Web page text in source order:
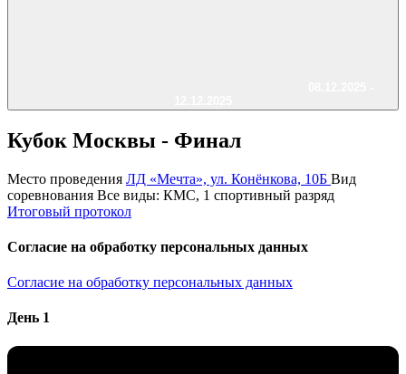
Кубок Москвы - Финал
Место проведения ЛД «Мечта», ул. Конёнкова, 10Б Вид
соревнования Все виды: КМС, 1 спортивный разряд
Итоговый протокол
Согласие на обработку персональных данных
Согласие на обработку персональных данных
День 1